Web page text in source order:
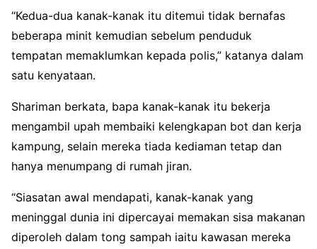
“Kedua-dua kanak-kanak itu ditemui tidak bernafas
beberapa minit kemudian sebelum penduduk
tempatan memaklumkan kepada polis,” katanya dalam
satu kenyataan.
Shariman berkata, bapa kanak-kanak itu bekerja
mengambil upah membaiki kelengkapan bot dan kerja
kampung, selain mereka tiada kediaman tetap dan
hanya menumpang di rumah jiran.
“Siasatan awal mendapati, kanak-kanak yang
meninggal dunia ini dipercayai memakan sisa makanan
diperoleh dalam tong sampah iaitu kawasan mereka